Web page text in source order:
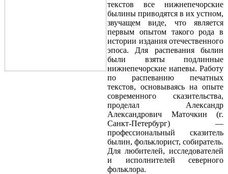
текстов все нижнепечорские
былины приводятся в их устном,
звучащем виде, что является
первым опытом такого рода в
истории издания отечественного
эпоса. Для распевания былин
были взяты подлинные
нижнепечорские напевы. Работу
по распеванию печатных
текстов, основываясь на опыте
современного сказительства,
проделал Александр
Александрович Маточкин (г.
Санкт-Петербург) —
профессиональный сказитель
былин, фольклорист, собиратель.
Для любителей, исследователей
и исполнителей северного
фольклора.